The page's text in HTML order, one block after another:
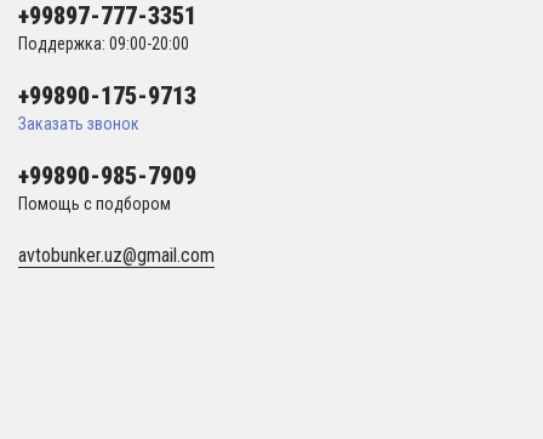
+99897-777-3351
Поддержка: 09:00-20:00
+99890-175-9713
Заказать звонок
+99890-985-7909
Помощь с подбором
avtobunker.uz@gmail.com